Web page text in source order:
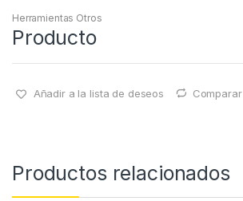
Herramientas Otros
Producto
Añadir a la lista de deseos Comparar
Productos relacionados